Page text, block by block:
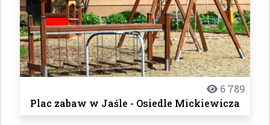
6 789
Plac zabaw w Jaśle - Osiedle Mickiewicza